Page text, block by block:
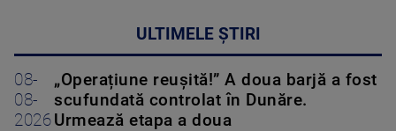
ULTIMELE ȘTIRI
08-
08-
2026
„Operațiune reușită!” A doua barjă a fost
scufundată controlat în Dunăre.
Urmează etapa a doua